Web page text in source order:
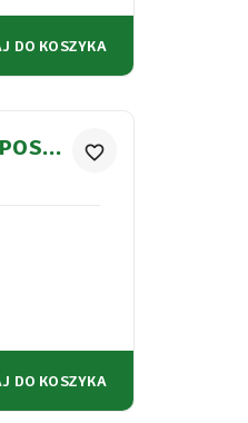
DO KOSZYKA
favorite_border
DO KOSZYKA